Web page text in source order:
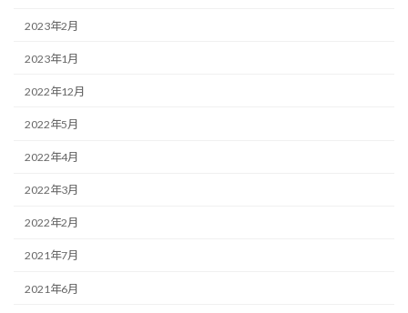
2023年2月
2023年1月
2022年12月
2022年5月
2022年4月
2022年3月
2022年2月
2021年7月
2021年6月